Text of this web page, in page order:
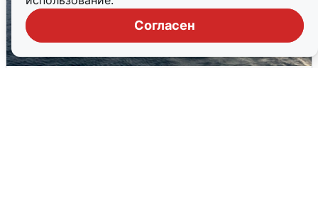
Согласен